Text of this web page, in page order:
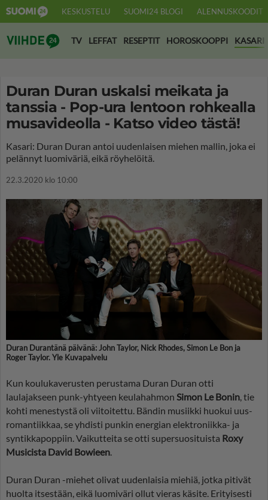
KESKUSTELU SUOMI24 BLOGI ALENNUSKOODIT
Suomi24 Viihde
TV LEFFAT RESEPTIT HOROSKOOPPI KASARI
Duran Duran uskalsi meikata ja
tanssia - Pop-ura lentoon rohkealla
musavideolla - Katso video tästä!
Kasari: Duran Duran antoi uudenlaisen miehen mallin, joka ei
pelännyt luomiväriä, eikä röyhelöitä.
22.3.2020 klo 10:00
Duran Durantänä päivänä: John Taylor, Nick Rhodes, Simon Le Bon ja
Roger Taylor. Yle Kuvapalvelu
Kun koulukaverusten perustama Duran Duran otti
laulajakseen punk-yhtyeen keulahahmon Simon Le Bonin, tie
kohti menestystä oli viitoitettu. Bändin musiikki huokui uus-
romantiikkaa, se yhdisti punkin energian elektroniikka- ja
syntikkapoppiin. Vaikutteita se otti supersuosituista Roxy
Musicista David Bowieen.
Duran Duran -miehet olivat uudenlaisia miehiä, jotka pitivät
huolta itsestään, eikä luomiväri ollut vieras käsite. Erityisesti